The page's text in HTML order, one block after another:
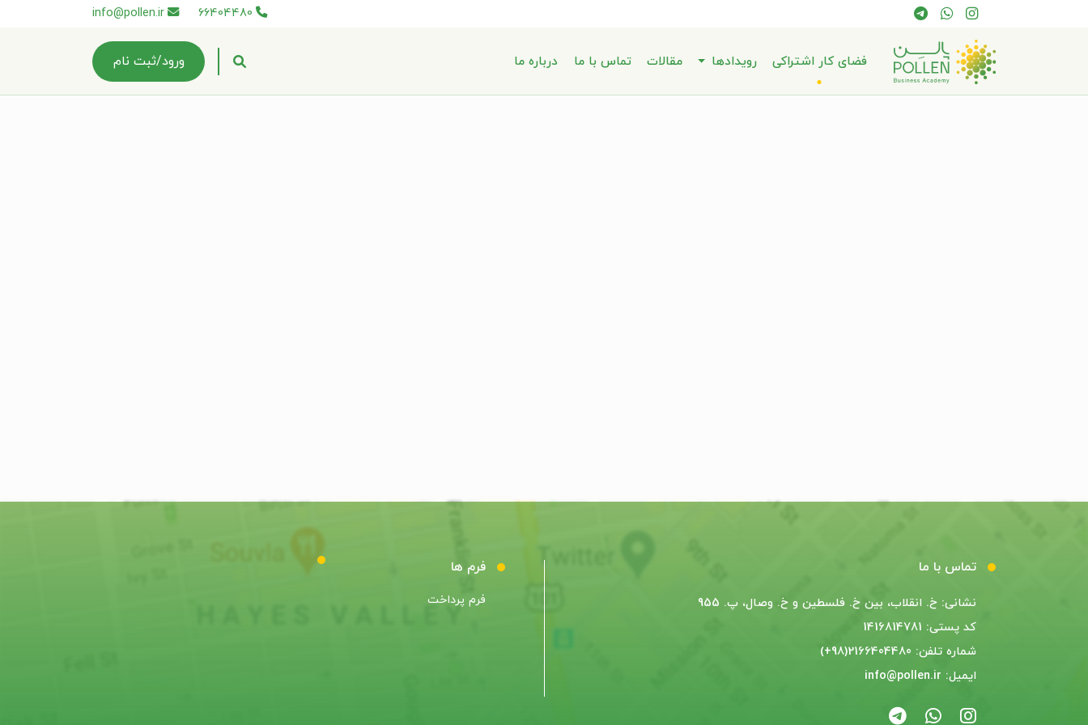
66404480
info@pollen.ir
فضای کار اشتراکی رویدادها مقالات تماس با ما درباره ما ورود/ثبت نام
تماس با ما
نشانی: خ. انقلاب، بین خ. فلسطین و خ. وصال، پ. 955
کد پستی: 1416814781
شماره تلفن: 2166404480(98+)
ایمیل: info@pollen.ir
فرم ها
فرم پرداخت